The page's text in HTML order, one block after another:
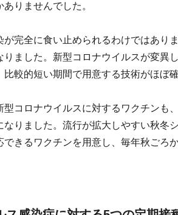
りませんでした。
が完全に食い止められるわけではあり
りました。新型コロナウイルスが変異
較的短い期間で用意する技術がほぼ
コロナウイルスに対するワクチンも
なりました。流行が拡大しやすい秋冬
きるワクチンを用意し、毎年秋ごろ